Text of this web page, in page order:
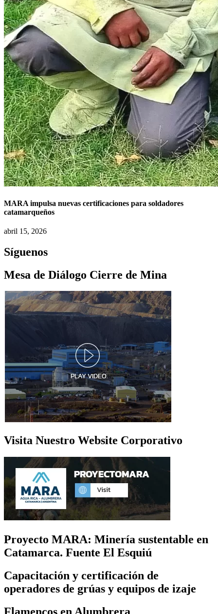
MARA impulsa nuevas certificaciones para soldadores
catamarqueños
abril 15, 2026
Síguenos
Mesa de Diálogo Cierre de Mina
Visita Nuestro Website Corporativo
Proyecto MARA: Minería sustentable en
Catamarca. Fuente El Esquiú
Capacitación y certificación de
operadores de grúas y equipos de izaje